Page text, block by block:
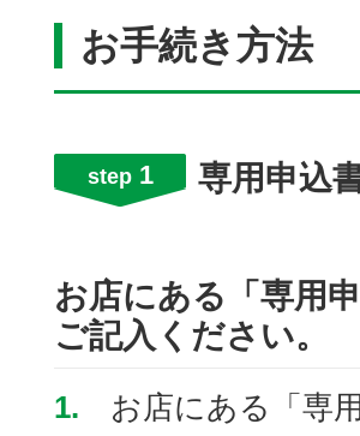
お手続き方法
専用申込
step1
お店にある「専用
ご記入ください。
1.
お店にある「専